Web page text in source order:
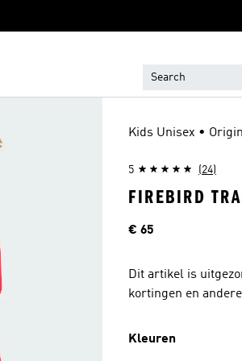
Kids Unisex •
5 (24)
FIREBIRD
Price
€ 65
Dit artikel is
kortingen en
Kleuren